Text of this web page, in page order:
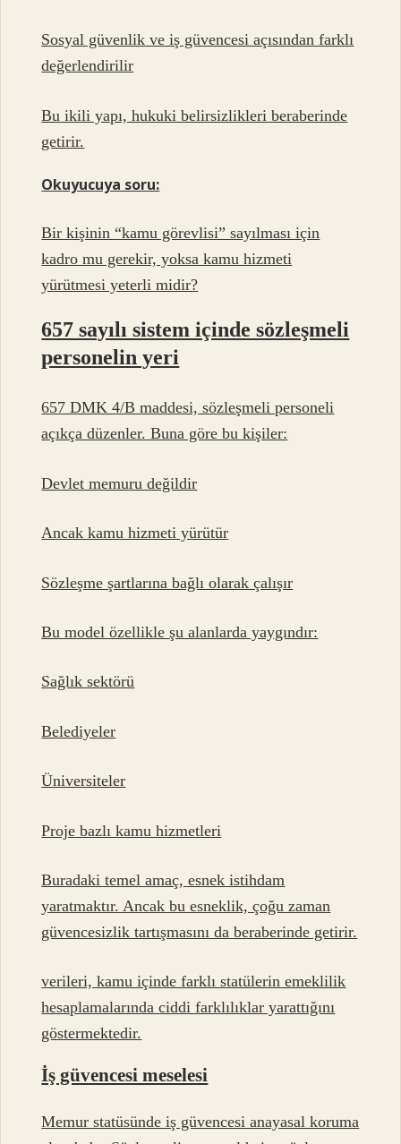
Sosyal güvenlik ve iş güvencesi açısından farklı
değerlendirilir
Bu ikili yapı, hukuki belirsizlikleri beraberinde
getirir.
Okuyucuya soru:
Bir kişinin “kamu görevlisi” sayılması için
kadro mu gerekir, yoksa kamu hizmeti
yürütmesi yeterli midir?
657 sayılı sistem içinde sözleşmeli
personelin yeri
657 DMK 4/B maddesi, sözleşmeli personeli
açıkça düzenler. Buna göre bu kişiler:
Devlet memuru değildir
Ancak kamu hizmeti yürütür
Sözleşme şartlarına bağlı olarak çalışır
Bu model özellikle şu alanlarda yaygındır:
Sağlık sektörü
Belediyeler
Üniversiteler
Proje bazlı kamu hizmetleri
Buradaki temel amaç, esnek istihdam
yaratmaktır. Ancak bu esneklik, çoğu zaman
güvencesizlik tartışmasını da beraberinde getirir.
verileri, kamu içinde farklı statülerin emeklilik
hesaplamalarında ciddi farklılıklar yarattığını
göstermektedir.
İş güvencesi meselesi
Memur statüsünde iş güvencesi anayasal koruma